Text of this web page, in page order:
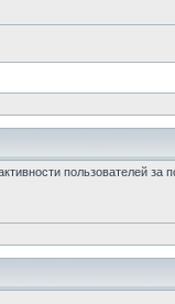
пользователей за